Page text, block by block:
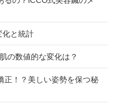
化と統計
の数値的な変化は？
正！？美しい姿勢を保つ秘